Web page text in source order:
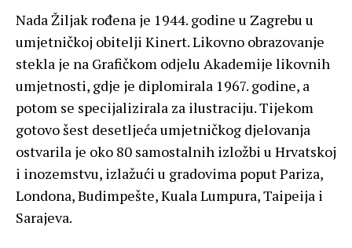
Nada Žiljak rođena je 1944. godine u Zagrebu u
umjetničkoj obitelji Kinert. Likovno obrazovanje
stekla je na Grafičkom odjelu Akademije likovnih
umjetnosti, gdje je diplomirala 1967. godine, a
potom se specijalizirala za ilustraciju. Tijekom
gotovo šest desetljeća umjetničkog djelovanja
ostvarila je oko 80 samostalnih izložbi u Hrvatskoj
i inozemstvu, izlažući u gradovima poput Pariza,
Londona, Budimpešte, Kuala Lumpura, Taipeija i
Sarajeva.